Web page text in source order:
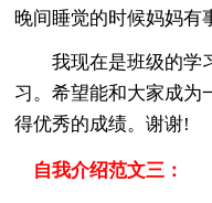
晚间睡觉的时候妈妈有
我现在是班级的学
习。希望能和大家成为
得优秀的成绩。谢谢!
自我介绍范文三：